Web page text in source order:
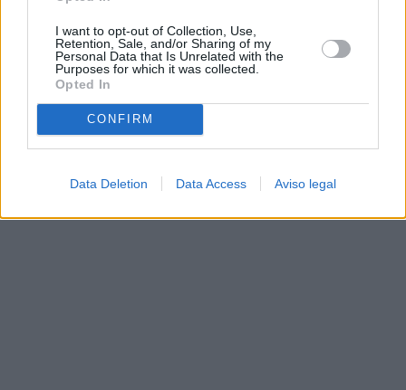
I want to opt-out of Collection, Use,
Retention, Sale, and/or Sharing of my
Personal Data that Is Unrelated with the
Purposes for which it was collected.
Opted In
CONFIRM
Data Deletion Data Access Aviso legal